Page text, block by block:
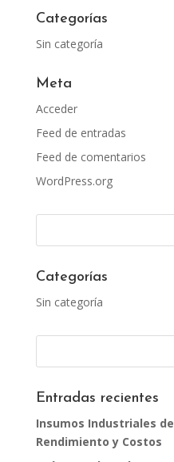
Categorías
Sin categoría
Meta
Acceder
Feed de entradas
Feed de comentarios
WordPress.org
Categorías
Sin categoría
Entradas recientes
Insumos Industriales
Rendimiento y Costos